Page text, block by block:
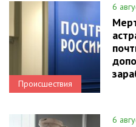
Происшествия
6
6